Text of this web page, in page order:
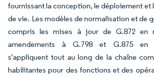
fournissant la conception, le déploiement et
de vie. Les modèles de normalisation et de
compris les mises à jour de G.872 en
amendements à G.798 et G.875 en
s'appliquent tout au long de la chaîne
habilitantes pour des fonctions et des